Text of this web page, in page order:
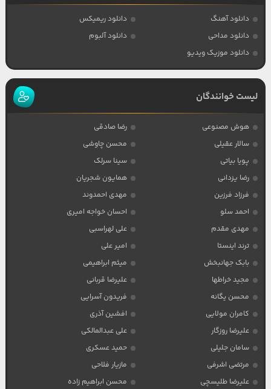
دانلود آهنگ
دانلود ریمیکس
دانلود مداحی
دانلود آلبوم
دانلود موزیک ویدیو
لیست خوانندگان
هوش مصنوعی
رضا صادقی
سالار عقیلی
محسن چاوشی
پویا بیاتی
سینا سرلک
رضا یزدانی
همایون شجریان
فرزاد فرزین
مهدی احمدوند
احمد سلو
احسان خواجه امیری
مهدی مقدم
علی لهراسبی
ترند اینستا
امیر علی
بابک جهانبخش
میثم ابراهیمی
مجید خراطها
علیرضا قربانی
محسن یگانه
فریدون آسرایی
کامران مولایی
افشین آذری
علیرضا روزگار
علی عبدالمالکی
سامان جلیلی
حمید عسکری
مرتضی اشرفی
مازیار فلاحی
علیرضا طلیسچی
محسن ابراهیم زاده